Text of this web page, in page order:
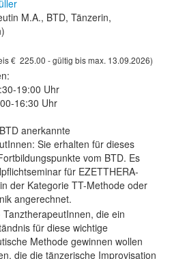
M.A., BTD, Tänzerin,
€ 225.00 - gültig bis max. 13.09.2026)
19:00 Uhr
16:30 Uhr
anerkannte
Sie erhalten für dieses
vom BTD. Es
für EZETTHERA-
der Kategorie TT-Methode oder
angerechnet.
die ein
für diese wichtige
Methode gewinnen wollen
die die tänzerische Improvisation